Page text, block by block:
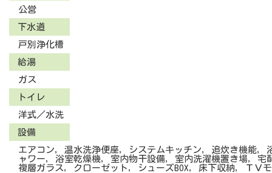
公営
下水道
戸別浄化槽
給湯
ガス
トイレ
洋式／水洗
設備
エアコン, 温水洗浄便座, システムキッチン, 追炊き機能,
ャワー, 浴室乾燥機, 室内物干設備, 室内洗濯機置き場, 宅
複層ガラス, クローゼット, シューズBOX, 床下収納, ＴＶ